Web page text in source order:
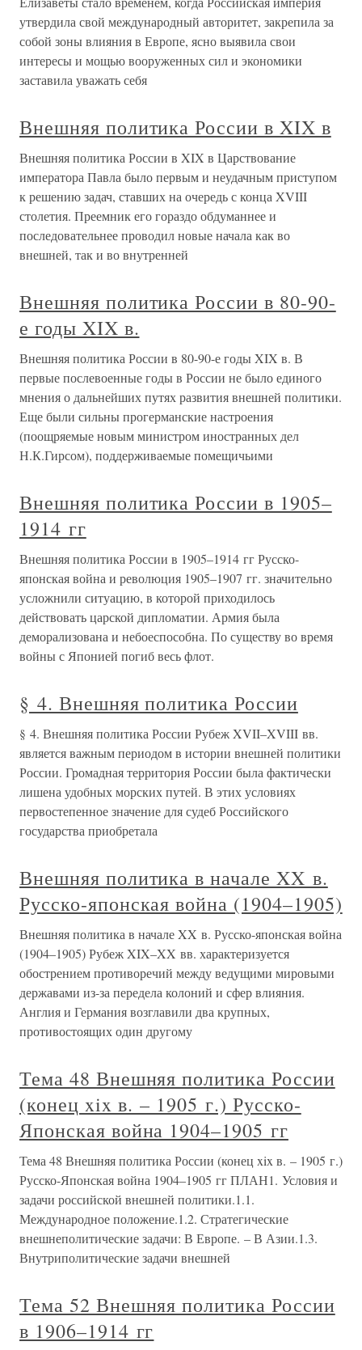
утвердила свой международный авторитет, закрепила за
собой зоны влияния в Европе, ясно выявила свои
интересы и мощью вооруженных сил и экономики
заставила уважать себя
Внешняя политика России в XIX в
Внешняя политика России в XIX в Царствование
императора Павла было первым и неудачным приступом
к решению задач, ставших на очередь с конца XVIII
столетия. Преемник его гораздо обдуманнее и
последовательнее проводил новые начала как во
внешней, так и во внутренней
Внешняя политика России в 80-90-
е годы XIX в.
Внешняя политика России в 80-90-е годы XIX в. В
первые послевоенные годы в России не было единого
мнения о дальнейших путях развития внешней политики.
Еще были сильны прогерманские настроения
(поощряемые новым министром иностранных дел
Н.К.Гирсом), поддерживаемые помещичьими
Внешняя политика России в 1905–
1914 гг
Внешняя политика России в 1905–1914 гг Русско-
японская война и революция 1905–1907 гг. значительно
усложнили ситуацию, в которой приходилось
действовать царской дипломатии. Армия была
деморализована и небоеспособна. По существу во время
войны с Японией погиб весь флот.
§ 4. Внешняя политика России
§ 4. Внешняя политика России Рубеж XVII–XVIII вв.
является важным периодом в истории внешней политики
России. Громадная территория России была фактически
лишена удобных морских путей. В этих условиях
первостепенное значение для судеб Российского
государства приобретала
Внешняя политика в начале XX в.
Русско-японская война (1904–1905)
Внешняя политика в начале XX в. Русско-японская война
(1904–1905) Рубеж XIX–XX вв. характеризуется
обострением противоречий между ведущими мировыми
державами из-за передела колоний и сфер влияния.
Англия и Германия возглавили два крупных,
противостоящих один другому
Тема 48 Внешняя политика России
(конец xix в. – 1905 г.) Русско-
Японская война 1904–1905 гг
Тема 48 Внешняя политика России (конец xix в. – 1905 г.)
Русско-Японская война 1904–1905 гг ПЛАН1. Условия и
задачи российской внешней политики.1.1.
Международное положение.1.2. Стратегические
внешнеполитические задачи: В Европе. – В Азии.1.3.
Внутриполитические задачи внешней
Тема 52 Внешняя политика России
в 1906–1914 гг